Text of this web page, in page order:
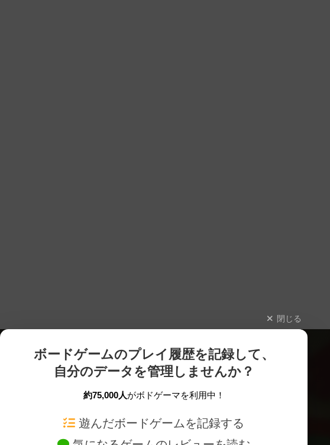
閉じる
ボードゲームのプレイ履歴を記録して、
自分のデータを管理しませんか？
約75,000人がボドゲーマを利用中！
遊んだボードゲームを記録する